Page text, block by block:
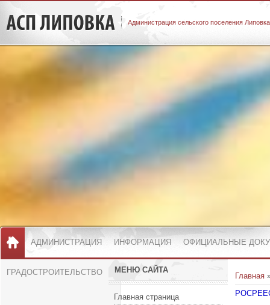
Администрация сельского поселения
АДМИНИСТРАЦИЯ ИНФОРМАЦИЯ ОФИЦИАЛЬНЫЕ
ГРАДОСТРОИТЕЛЬСТВО МЕНЮ САЙТА
Главная страница
Главная